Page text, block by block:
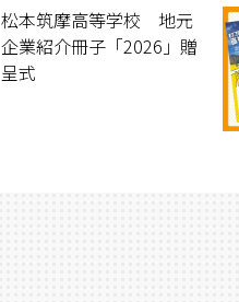
松本筑摩高等学校 地元
企業紹介冊子「2026」贈
呈式